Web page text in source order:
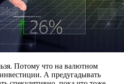
Потому что на валютном
А предугадывать